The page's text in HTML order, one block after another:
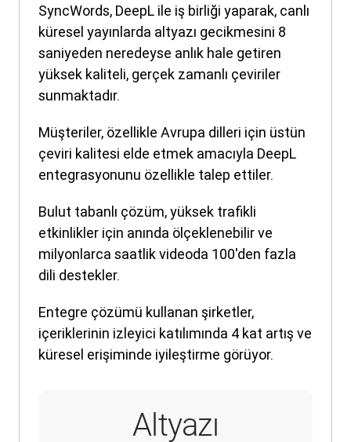
SyncWords, DeepL ile iş birliği yaparak, canlı
küresel yayınlarda altyazı gecikmesini 8
saniyeden neredeyse anlık hale getiren
yüksek kaliteli, gerçek zamanlı çeviriler
sunmaktadır.
Müşteriler, özellikle Avrupa dilleri için üstün
çeviri kalitesi elde etmek amacıyla DeepL
entegrasyonunu özellikle talep ettiler.
Bulut tabanlı çözüm, yüksek trafikli
etkinlikler için anında ölçeklenebilir ve
milyonlarca saatlik videoda 100'den fazla
dili destekler.
Entegre çözümü kullanan şirketler,
içeriklerinin izleyici katılımında 4 kat artış ve
küresel erişiminde iyileştirme görüyor.
Altyazı